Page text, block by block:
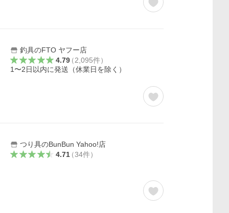
釣具のFTO ヤフー店
4.79（2,095件）
1〜2日以内に発送（休業日を除く）
つり具のBunBun Yahoo!店
4.71（34件）